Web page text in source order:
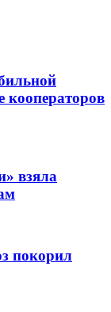
кооператоров
взяла
покорил